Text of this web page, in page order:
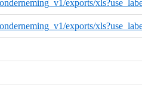
exports/
exports/